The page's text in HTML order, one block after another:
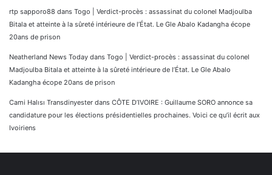
rtp sapporo88 dans Togo | Verdict-procès : assassinat du colonel Madjoulba
Bitala et atteinte à la sûreté intérieure de l’État. Le Gle Abalo Kadangha écope
20ans de prison
Neatherland News Today dans Togo | Verdict-procès : assassinat du colonel
Madjoulba Bitala et atteinte à la sûreté intérieure de l’État. Le Gle Abalo
Kadangha écope 20ans de prison
Cami Halısı Transdinyester dans CÔTE D’IVOIRE : Guillaume SORO annonce sa
candidature pour les élections présidentielles prochaines. Voici ce qu’il écrit aux
Ivoiriens